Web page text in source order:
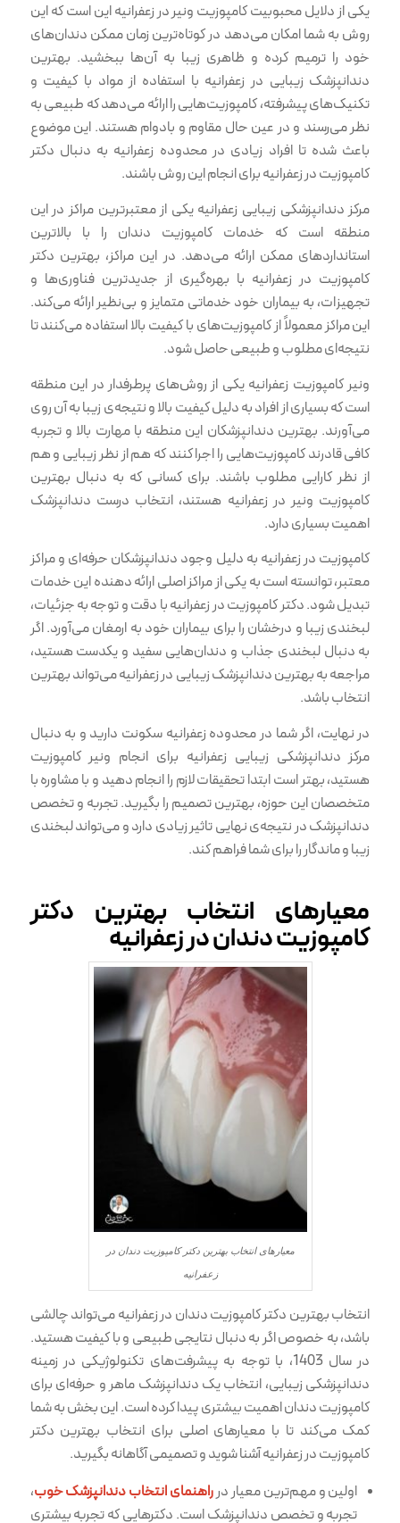
یکی از دلایل محبوبیت کامپوزیت ونیر در زعفرانیه این است که این
روش به شما امکان می‌دهد در کوتاه‌ترین زمان ممکن دندان‌های
خود را ترمیم کرده و ظاهری زیبا به آن‌ها ببخشید. بهترین
دندانپزشک زیبایی در زعفرانیه با استفاده از مواد با کیفیت و
تکنیک‌های پیشرفته، کامپوزیت‌هایی را ارائه می‌دهد که طبیعی به
نظر می‌رسند و در عین حال مقاوم و بادوام هستند. این موضوع
باعث شده تا افراد زیادی در محدوده زعفرانیه به دنبال دکتر
کامپوزیت در زعفرانیه برای انجام این روش باشند.
مرکز دندانپزشکی زیبایی زعفرانیه یکی از معتبرترین مراکز در این
منطقه است که خدمات کامپوزیت دندان را با بالاترین
استانداردهای ممکن ارائه می‌دهد. در این مراکز، بهترین دکتر
کامپوزیت در زعفرانیه با بهره‌گیری از جدیدترین فناوری‌ها و
تجهیزات، به بیماران خود خدماتی متمایز و بی‌نظیر ارائه می‌کند.
این مراکز معمولاً از کامپوزیت‌های با کیفیت بالا استفاده می‌کنند تا
نتیجه‌ای مطلوب و طبیعی حاصل شود.
ونیر کامپوزیت زعفرانیه یکی از روش‌های پرطرفدار در این منطقه
است که بسیاری از افراد به دلیل کیفیت بالا و نتیجه‌ی زیبا به آن روی
می‌آورند. بهترین دندانپزشکان این منطقه با مهارت بالا و تجربه
کافی قادرند کامپوزیت‌هایی را اجرا کنند که هم از نظر زیبایی و هم
از نظر کارایی مطلوب باشند. برای کسانی که به دنبال بهترین
کامپوزیت ونیر در زعفرانیه هستند، انتخاب درست دندانپزشک
اهمیت بسیاری دارد.
کامپوزیت در زعفرانیه به دلیل وجود دندانپزشکان حرفه‌ای و مراکز
معتبر، توانسته است به یکی از مراکز اصلی ارائه دهنده این خدمات
تبدیل شود. دکتر کامپوزیت در زعفرانیه با دقت و توجه به جزئیات،
لبخندی زیبا و درخشان را برای بیماران خود به ارمغان می‌آورد. اگر
به دنبال لبخندی جذاب و دندان‌هایی سفید و یکدست هستید،
مراجعه به بهترین دندانپزشک زیبایی در زعفرانیه می‌تواند بهترین
انتخاب باشد.
در نهایت، اگر شما در محدوده زعفرانیه سکونت دارید و به دنبال
مرکز دندانپزشکی زیبایی زعفرانیه برای انجام ونیر کامپوزیت
هستید، بهتر است ابتدا تحقیقات لازم را انجام دهید و با مشاوره با
متخصصان این حوزه، بهترین تصمیم را بگیرید. تجربه و تخصص
دندانپزشک در نتیجه‌ی نهایی تاثیر زیادی دارد و می‌تواند لبخندی
زیبا و ماندگار را برای شما فراهم کند.
معیارهای انتخاب بهترین دکتر
کامپوزیت دندان در زعفرانیه
معیارهای انتخاب بهترین دکتر کامپوزیت دندان در
زعفرانیه
انتخاب بهترین دکتر کامپوزیت دندان در زعفرانیه می‌تواند چالشی
باشد، به خصوص اگر به دنبال نتایجی طبیعی و با کیفیت هستید.
در سال 1403، با توجه به پیشرفت‌های تکنولوژیکی در زمینه
دندانپزشکی زیبایی، انتخاب یک دندانپزشک ماهر و حرفه‌ای برای
کامپوزیت دندان اهمیت بیشتری پیدا کرده است. این بخش به شما
کمک می‌کند تا با معیارهای اصلی برای انتخاب بهترین دکتر
کامپوزیت در زعفرانیه آشنا شوید و تصمیمی آگاهانه بگیرید.
اولین و مهم‌ترین معیار درراهنمای انتخاب دندانپزشک خوب،
تجربه و تخصص دندانپزشک است. دکترهایی که تجربه بیشتری